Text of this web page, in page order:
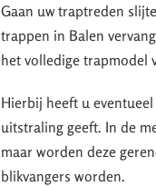
Gaan uw traptreden
trappen in Balen
het volledige trapmodel
Hierbij heeft u
uitstraling geeft. In de
maar worden deze
blikvangers worden.